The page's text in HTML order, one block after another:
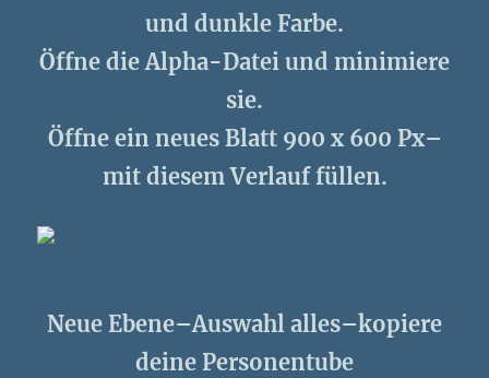
und dunkle Farbe.
Öffne die Alpha-Datei und minimiere
sie.
Öffne ein neues Blatt 900 x 600 Px–
mit diesem Verlauf füllen.
Neue Ebene–Auswahl alles–kopiere
deine Personentube